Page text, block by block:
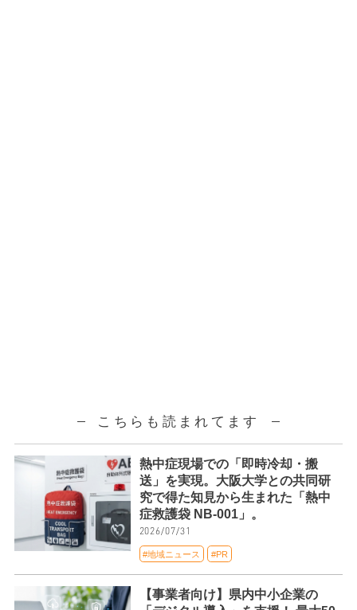
こちらも読まれてます
熱中症現場での「即時冷却・搬
送」を実現。大阪大学との共同研
究で得た知見から生まれた「熱中
症救護袋 NB-001」。
2026/07/31
#地域ニュース #PR
【事業者向け】県内中小企業の